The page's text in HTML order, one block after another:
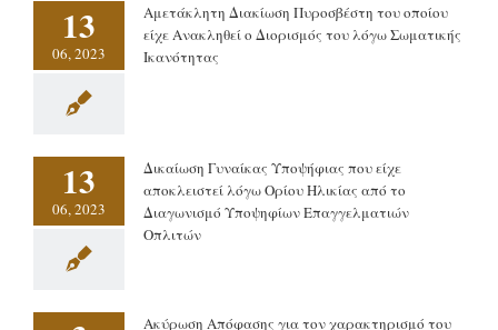
13
06, 2023
Αμετάκλητη Διακίωση Πυροσβέστη του οποίου
είχε Ανακληθεί ο Διορισμός του λόγω Σωματικής
Ικανότητας
13
06, 2023
Δικαίωση Γυναίκας Υποψήφιας που είχε
αποκλειστεί λόγω Ορίου Ηλικίας από το
Διαγωνισμό Υποψηφίων Επαγγελματιών
Οπλιτών
Ακύρωση Απόφασης για τον χαρακτηρισμό του